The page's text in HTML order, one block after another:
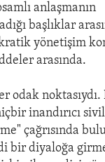
anlaşmanın
başlıklar
yönetişim
arasında.
odak
inandırıcı
çağrısında
bir diyaloğa